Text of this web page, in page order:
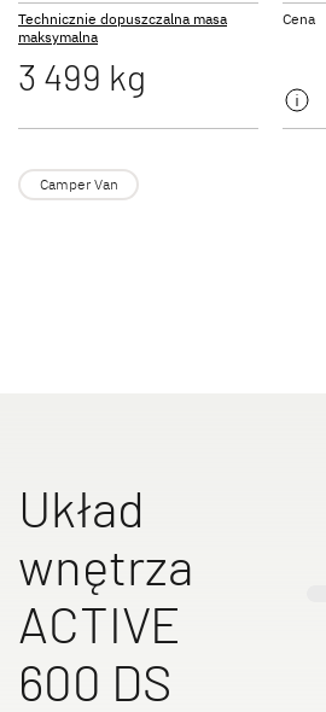
Oryginalne akcesoria Dethleffs
Service
Technicznie dopuszczalna masa
maksymalna
3 499 kg
Cena
Camper Van
Układ
wnętrza
ACTIVE
600 DS